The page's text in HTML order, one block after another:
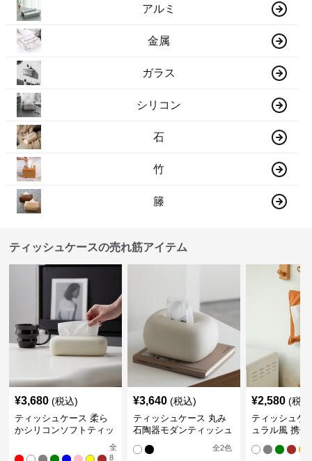
アルミ
金属
ガラス
シリコン
石
竹
籐
ティッシュケースの売れ筋アイテム
¥3,680 (税込)
ティッシュケース 柔ら
かシリコンソフトティッ
全
8
¥3,640 (税込)
ティッシュケース 丸み
石陶器モダンティッシュ
全2色
¥2,580 (税
ティッシュケ
ュラル風 携帯